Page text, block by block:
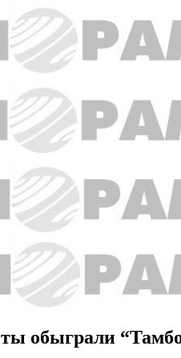
обыграли